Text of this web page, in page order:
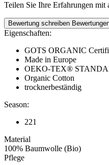
Teilen Sie Ihre Erfahrungen mit
Bewertung schreiben
Eigenschaften:
GOTS ORGANIC
Made in Europe
OEKO-TEX®
Organic Cotton
trocknerbeständig
Season:
221
Material
100% Baumwolle (Bio)
Pflege